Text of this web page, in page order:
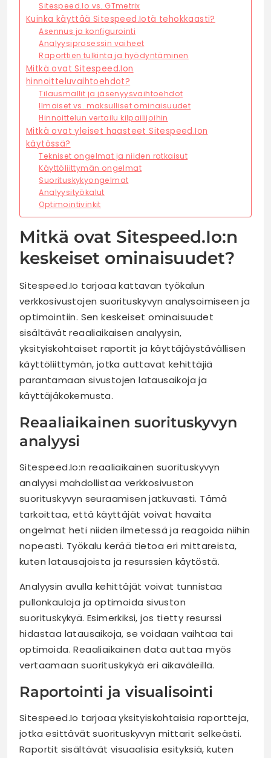
Sitespeed.Io vs. GTmetrix
Kuinka käyttää Sitespeed.Iotä tehokkaasti?
Asennus ja konfigurointi
Analyysiprosessin vaiheet
Raporttien tulkinta ja hyödyntäminen
Mitkä ovat Sitespeed.Ion
hinnoitteluvaihtoehdot?
Tilausmallit ja jäsenyysvaihtoehdot
Ilmaiset vs. maksulliset ominaisuudet
Hinnoittelun vertailu kilpailijoihin
Mitkä ovat yleiset haasteet Sitespeed.Ion
käytössä?
Tekniset ongelmat ja niiden ratkaisut
Käyttöliittymän ongelmat
Suorituskykyongelmat
Analyysityökalut
Optimointivinkit
Mitkä ovat Sitespeed.Io:n
keskeiset ominaisuudet?
Sitespeed.Io tarjoaa kattavan työkalun
verkkosivustojen suorituskyvyn analysoimiseen ja
optimointiin. Sen keskeiset ominaisuudet
sisältävät reaaliaikaisen analyysin,
yksityiskohtaiset raportit ja käyttäjäystävällisen
käyttöliittymän, jotka auttavat kehittäjiä
parantamaan sivustojen latausaikoja ja
käyttäjäkokemusta.
Reaaliaikainen suorituskyvyn
analyysi
Sitespeed.Io:n reaaliaikainen suorituskyvyn
analyysi mahdollistaa verkkosivuston
suorituskyvyn seuraamisen jatkuvasti. Tämä
tarkoittaa, että käyttäjät voivat havaita
ongelmat heti niiden ilmetessä ja reagoida niihin
nopeasti. Työkalu kerää tietoa eri mittareista,
kuten latausajoista ja resurssien käytöstä.
Analyysin avulla kehittäjät voivat tunnistaa
pullonkauloja ja optimoida sivuston
suorituskykyä. Esimerkiksi, jos tietty resurssi
hidastaa latausaikoja, se voidaan vaihtaa tai
optimoida. Reaaliaikainen data auttaa myös
vertaamaan suorituskykyä eri aikaväleillä.
Raportointi ja visualisointi
Sitespeed.Io tarjoaa yksityiskohtaisia raportteja,
jotka esittävät suorituskyvyn mittarit selkeästi.
Raportit sisältävät visuaalisia esityksiä, kuten